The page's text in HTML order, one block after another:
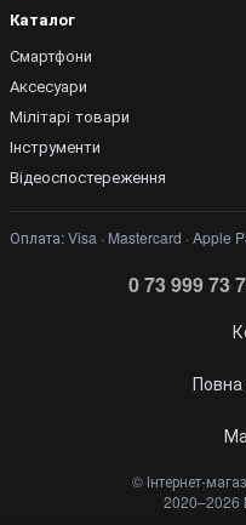
Каталог
Смартфони
Аксесуари
Мілітарі товари
Інструменти
Відеоспостереження
Оплата: Visa · Mastercard · Apple
0 73 999 73
Повна
©️ Інтернет-
2020–2026